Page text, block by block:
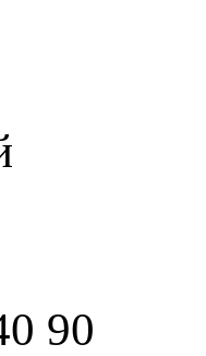
90